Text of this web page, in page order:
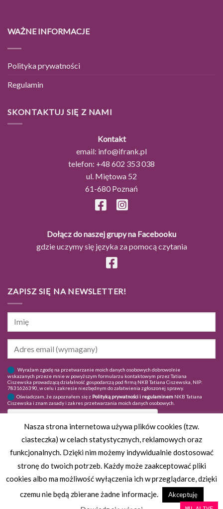
WAŻNE INFORMACJE
Polityka prywatności
Regulamin
SKONTAKTUJ SIĘ Z NAMI
Kontakt
email: info@ifrank.pl
telefon: +48 602 353 038
ul. Miętowa 52
61-680 Poznań
Dołącz do naszej grupy na Facebooku
gdzie uczymy się języka za pomocą czytania
ZAPISZ SIĘ NA NEWSLETTER!
Wyrażam zgodę na przetwarzanie moich danych osobowych dobrowolnie
wskazanych przeze mnie w powyższym formularzu kontaktowym przez Tatiana
Ciszewska prowadzącą działalność gospodarczą pod firmą NKB Tatiana Ciszewska, NIP:
7831626390, w celu i zakresie niezbędnym do załatwienia zgłoszonej sprawy.
Oświadczam, że zapoznałem się z Polityką prywatności i regulaminem NKB Tatiana
Ciszewska i znam zasady i zakres przetwarzania moich danych osobowych.
Nasza strona internetowa używa plików cookies (tzw.
ciasteczka) w celach statystycznych, reklamowych oraz
funkcjonalnych. Dzięki nim możemy indywidualnie dostosować
stronę do twoich potrzeb. Każdy może zaakceptować pliki
cookies albo ma możliwość wyłączenia ich w przeglądarce, dzięki
czemu nie będą zbierane żadne informacje.
Akceptuję